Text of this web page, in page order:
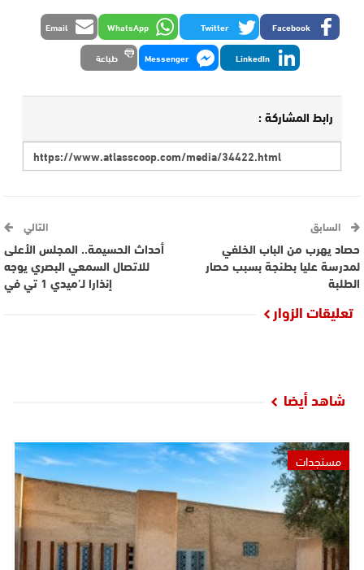
Facebook
Twitter
WhatsApp
Email
LinkedIn
Messenger طباعة
رابط المشاركة :
السابق
حصاد يهرب من الباب الخلفي
لمدرسة عليا بطنجة بسبب حصار
الطلبة
التالي
أحداث الحسيمة.. المجلس الأعلى
للاتصال السمعي البصري يوجه
إنذارا لـ’ميدي 1 تي في
تعليقات الزوار
شاهد أيضا
مستجدات